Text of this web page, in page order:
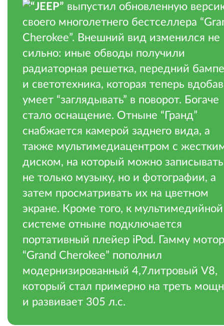
“JEEP” выпустил обновленную
своего многолетнего бестселлера
Cherokee”. Внешний вид изменился не
сильно: иные обводы получили
радиаторная решетка, передний
и светотехника, которая теперь
умеет “заглядывать” в поворот. Богаче
стало оснащение. Отныне “Гранд”
снабжается камерой заднего вида, а
также мультимедиацентром с
диском, на который можно записывать
не только музыку, но и фотографии, а
затем просматривать их на цветном
экране. Кроме того, к мультимедийной
системе отныне подключается
портативный плейер iPod. Гамму
“Grand Cherokee” пополнил
модернизированный 4,7литровый V8,
который стал примерно на треть
и развивает 305 л.с.